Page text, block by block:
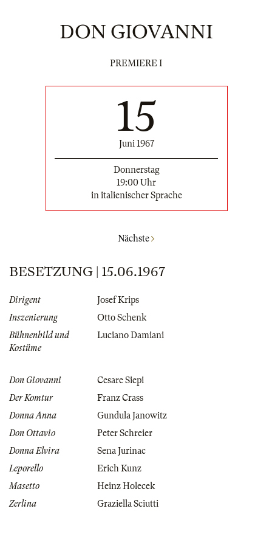
DON GIOVANNI
PREMIERE I
15
Juni 1967
Donnerstag
19:00 Uhr
in italienischer Sprache
Nächste
BESETZUNG | 15.06.1967
Dirigent
Josef Krips
Inszenierung
Otto Schenk
Bühnenbild und
Kostüme
Luciano Damiani
Don Giovanni
Cesare Siepi
Der Komtur
Franz Crass
Donna Anna
Gundula Janowitz
Don Ottavio
Peter Schreier
Donna Elvira
Sena Jurinac
Leporello
Erich Kunz
Masetto
Heinz Holecek
Zerlina
Graziella Sciutti